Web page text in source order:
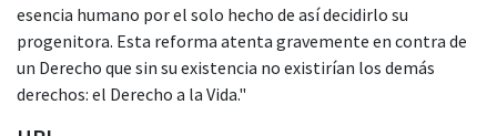
esencia humano por el solo hecho de así decidirlo su
progenitora. Esta reforma atenta gravemente en contra de
un Derecho que sin su existencia no existirían los demás
derechos: el Derecho a la Vida."